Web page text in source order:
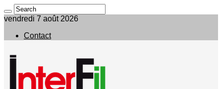
vendredi 7 août 2026
Contact